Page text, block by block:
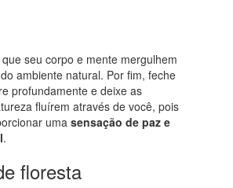
seu corpo e mente mergulhem
ambiente natural. Por fim, feche
profundamente e deixe as
fluírem através de você, pois
umasensação de paz e
.
floresta